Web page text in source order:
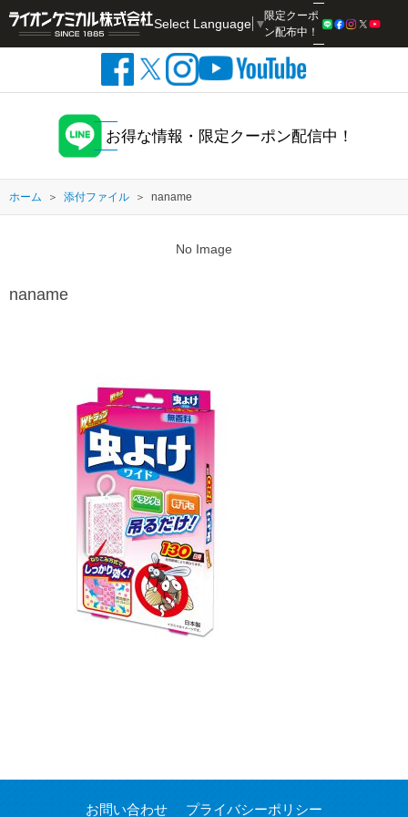
Select Language ▼
限定クーポ
ン配布中！
お得な情報・限定クーポン配信中！
ホーム 添付ファイル naname
No Image
naname
お問い合わせ プライバシーポリシー
検索